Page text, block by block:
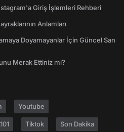
Giriş İşlemleri Rehberi
Anlamları
Doyamayanlar İçin Güncel San
Merak Ettiniz mi?
Youtube
Tiktok Son Dakika